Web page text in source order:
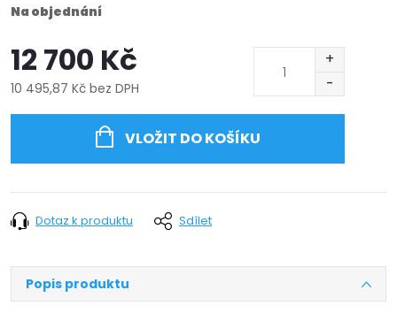
Na objednání
12 700 Kč
10 495,87 Kč bez DPH
VLOŽIT DO KOŠÍKU
Dotaz k produktu Sdílet
Popis produktu